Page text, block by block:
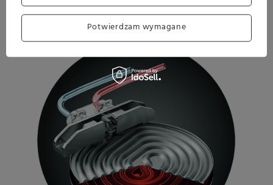
Potwierdzam wymagane